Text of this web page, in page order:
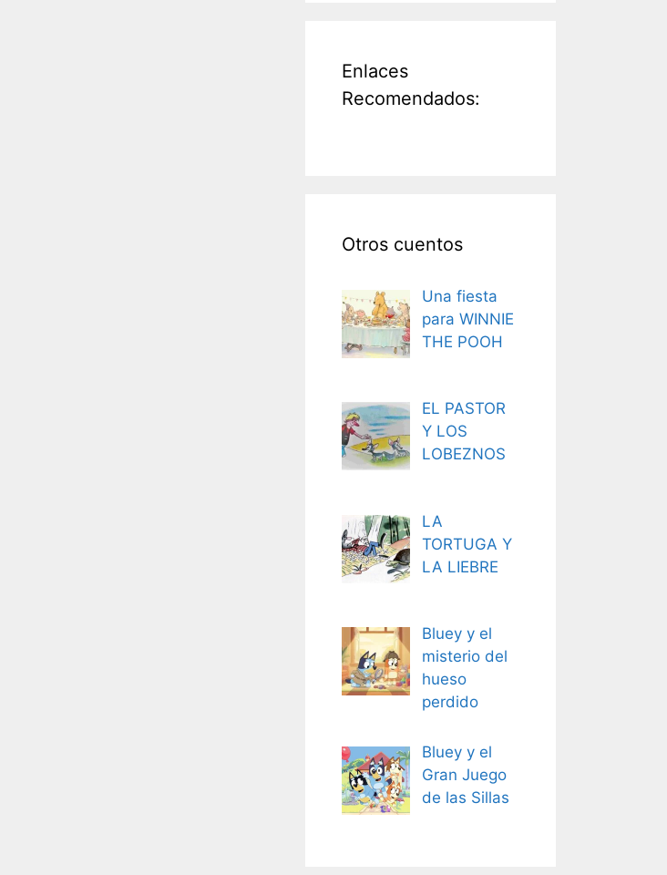
Enlaces
Recomendados:
Otros cuentos
Una fiesta
para WINNIE
THE POOH
EL PASTOR
Y LOS
LOBEZNOS
LA
TORTUGA Y
LA LIEBRE
Bluey y el
misterio del
hueso
perdido
Bluey y el
Gran Juego
de las Sillas